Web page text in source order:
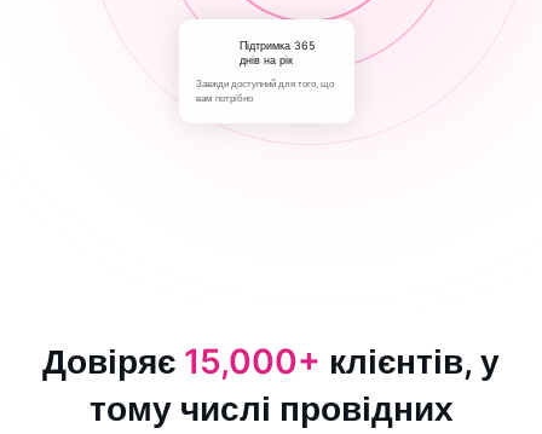
Підтримка 365
днів на рік
Завжди доступний для того, що
вам потрібно
Довіряє 15,000+ клієнтів, у
тому числі провідних